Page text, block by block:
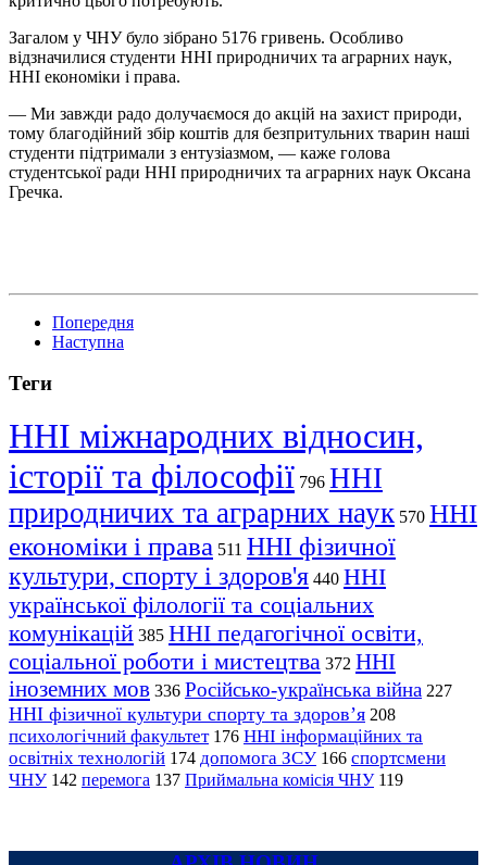
Загалом у ЧНУ було зібрано 5176 гривень. Особливо
відзначилися студенти ННІ природничих та аграрних наук,
ННІ економіки і права.
— Ми завжди радо долучаємося до акцій на захист природи,
тому благодійний збір коштів для безпритульних тварин наші
студенти підтримали з ентузіазмом, — каже голова
студентської ради ННІ природничих та аграрних наук Оксана
Гречка.
Попередня
Наступна
Теги
ННІ міжнародних відносин,
історії та філософії 796 ННІ
природничих та аграрних наук 570 ННІ
економіки і права 511 ННІ фізичної
культури, спорту і здоров'я 440 ННІ
української філології та соціальних
комунікацій 385 ННІ педагогічної освіти,
соціальної роботи і мистецтва 372 ННІ
іноземних мов 336 Російсько-українська війна 227
ННІ фізичної культури спорту та здоров’я 208
психологічний факультет 176 ННІ інформаційних та
освітніх технологій 174 допомога ЗСУ 166 спортсмени
ЧНУ 142 перемога 137 Приймальна комісія ЧНУ 119